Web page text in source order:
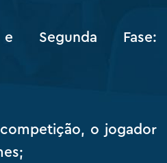
Segunda Fase:
o jogador